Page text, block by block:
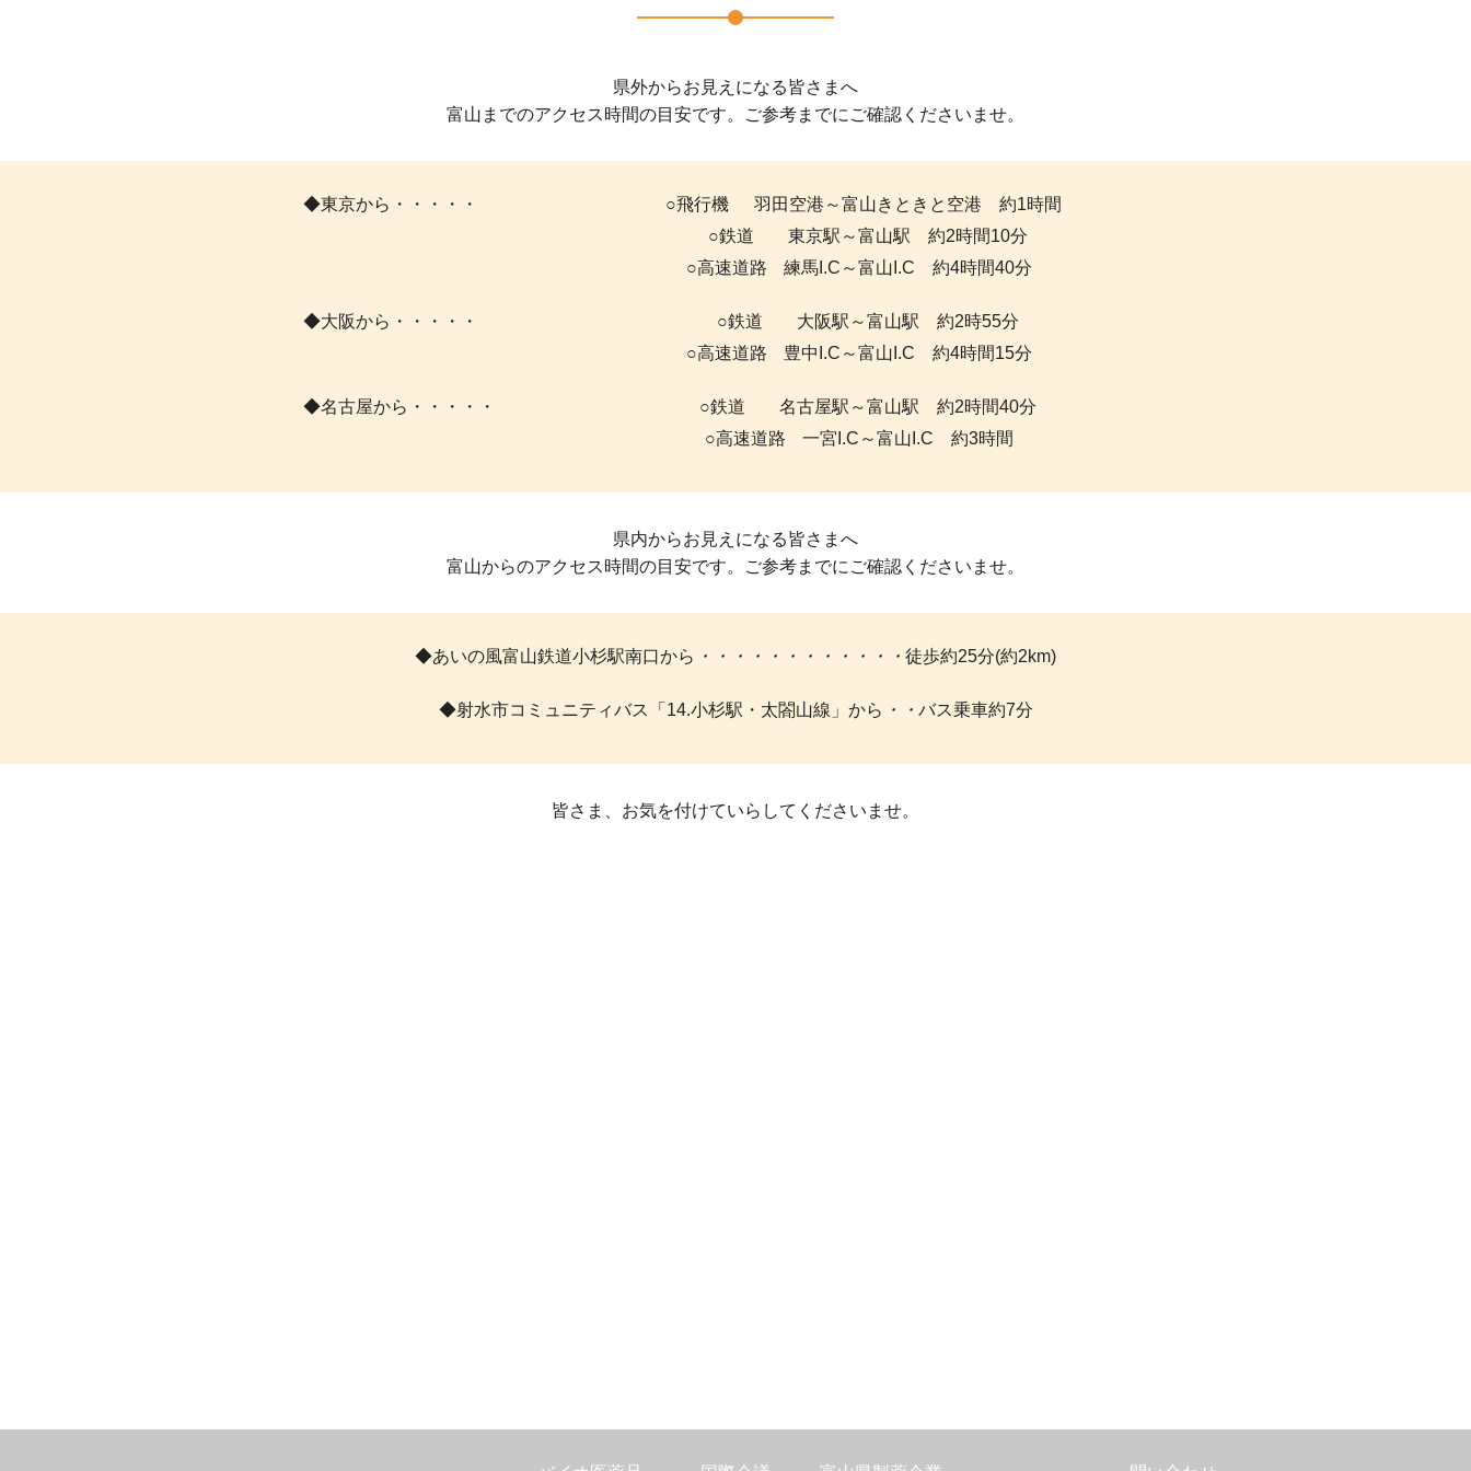
県外からお見えになる皆さまへ
富山までのアクセス時間の目安です。ご参考までにご確認くださいませ。
◆東京から・・・・・ ○飛行機
羽田空港～富山きときと空港 約1時間
○鉄道
東京駅～富山駅 約2時間10分
○高速道路
練馬I.C～富山I.C 約4時間40分
◆大阪から・・・・・ ○鉄道
大阪駅～富山駅 約2時55分
○高速道路
豊中I.C～富山I.C 約4時間15分
◆名古屋から・・・・・ ○鉄道
名古屋駅～富山駅 約2時間40分
○高速道路
一宮I.C～富山I.C 約3時間
県内からお見えになる皆さまへ
富山からのアクセス時間の目安です。ご参考までにご確認くださいませ。
◆あいの風富山鉄道小杉駅南口から ・・・・・・・・・・・・ 徒歩約25分(約2km)
◆射水市コミュニティバス「14.小杉駅・太閤山線」から ・・ バス乗車約7分
皆さま、お気を付けていらしてくださいませ。